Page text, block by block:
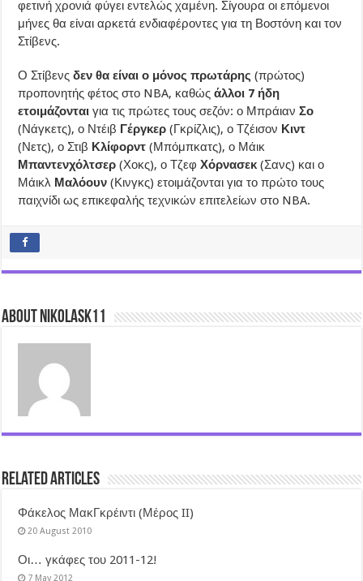
φετινή χρονιά φύγει εντελώς χαμένη. Σίγουρα οι επόμενοι
μήνες θα είναι αρκετά ενδιαφέροντες για τη Βοστόνη και τον
Στίβενς.
Ο Στίβενςδεν θα είναι ο μόνος πρωτάρης (πρώτος)
προπονητής φέτος στο NBA, καθώς άλλοι 7 ήδη
ετοιμάζονται για τις πρώτες τους σεζόν: ο ΜπράιανΣο
(Νάγκετς), ο Ντέιβ Γέργκερ(Γκρίζλις), ο Τζέισον Κιντ
(Νετς), ο Στιβ Κλίφορντ (Μπόμπκατς), ο Μάικ
Μπαντενχόλτσερ(Χοκς), ο ΤζεφΧόρνασεκ(Σανς) και ο
Μάικλ Μαλόουν(Κινγκς) ετοιμάζονται για το πρώτο τους
παιχνίδι ως επικεφαλής τεχνικών επιτελείων στο NBA.
About nikolask11
Related Articles
Φάκελος ΜακΓκρέιντι (Μέρος II)
20 August 2010
Οι… γκάφες του 2011-12!
7 May 2012